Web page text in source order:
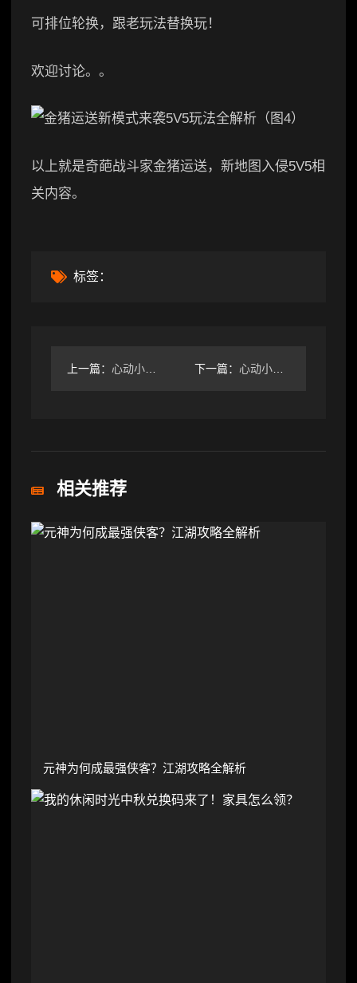
可排位轮换，跟老玩法替换玩！
欢迎讨论。。
以上就是奇葩战斗家金猪运送，新地图入侵5V5相
关内容。
标签：
上一篇： 心动小镇彩虹花束位置全解析：旧海附近和家门口如何获取 下一篇： 心动小镇溜溜木萤石今日位置及兑换码全攻略
相关推荐
元神为何成最强侠客？江湖攻略全解析